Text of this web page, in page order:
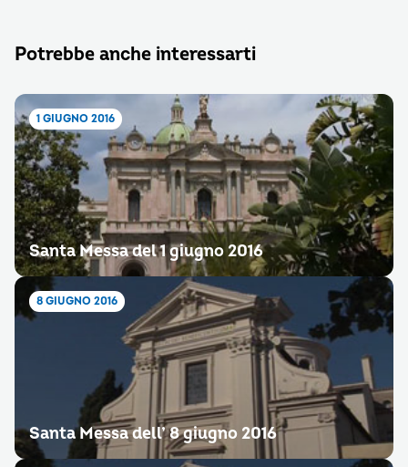
Potrebbe anche interessarti
1 GIUGNO 2016
Santa Messa del 1 giugno 2016
8 GIUGNO 2016
Santa Messa dell’ 8 giugno 2016